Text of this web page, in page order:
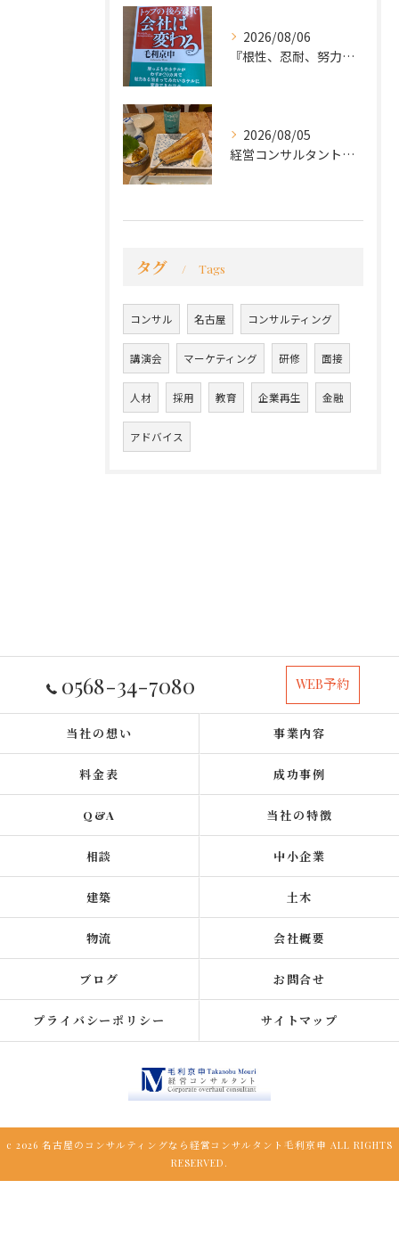
2026/08/06
『根性、忍耐、努力という言葉は死語なのか』
2026/08/05
経営コンサルタントのモーちゃん・毛利京申です。
タグ Tags
コンサル 名古屋 コンサルティング
講演会 マーケティング 研修 面接
人材 採用 教育 企業再生 金融
アドバイス
0568-34-7080 WEB予約
当社の想い 事業内容
料金表 成功事例
Q&A 当社の特徴
相談 中小企業
建築 土木
物流 会社概要
ブログ お問合せ
プライバシーポリシー サイトマップ
c 2026 名古屋のコンサルティングなら経営コンサルタント毛利京申 ALL RIGHTS
RESERVED.